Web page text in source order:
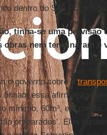
dentro do São Francisco.
tinha-se uma previsão
obras nem terminaram e
o governo sobre a
tinham essa afirmação
mínimo, 60m³, em
preparados’. Eles